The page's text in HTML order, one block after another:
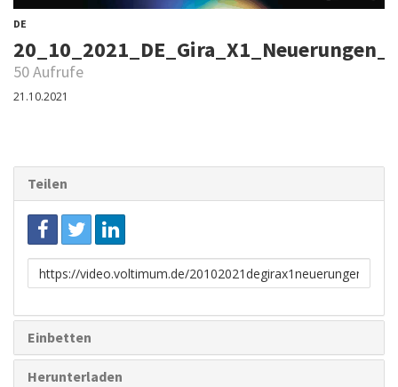
DE
50 Aufrufe
21.10.2021
Teilen
Link
zum
Einbetten
Herunterladen